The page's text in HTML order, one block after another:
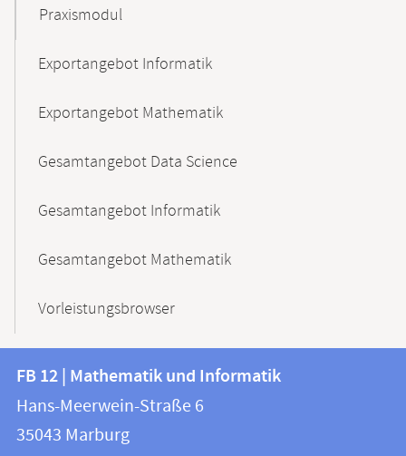
Praxismodul
Exportangebot Informatik
Exportangebot Mathematik
Gesamtangebot Data Science
Gesamtangebot Informatik
Gesamtangebot Mathematik
Vorleistungsbrowser
Kontakt
und
Informationen
FB
12
|
FB 12 | Mathematik und Informatik
Hans-Meerwein-Straße 6
35043 Marburg